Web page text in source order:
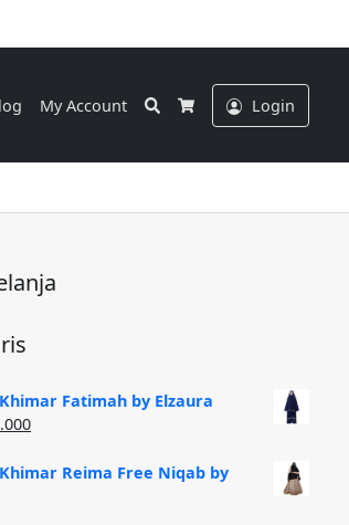
My Account
Search
Cart
Login
Fatimah by Elzaura
Harga
ini
Reima Free Niqab by